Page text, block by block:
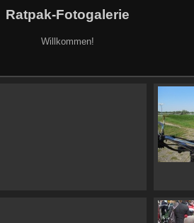
Ratpak-Fotogalerie
Willkommen!